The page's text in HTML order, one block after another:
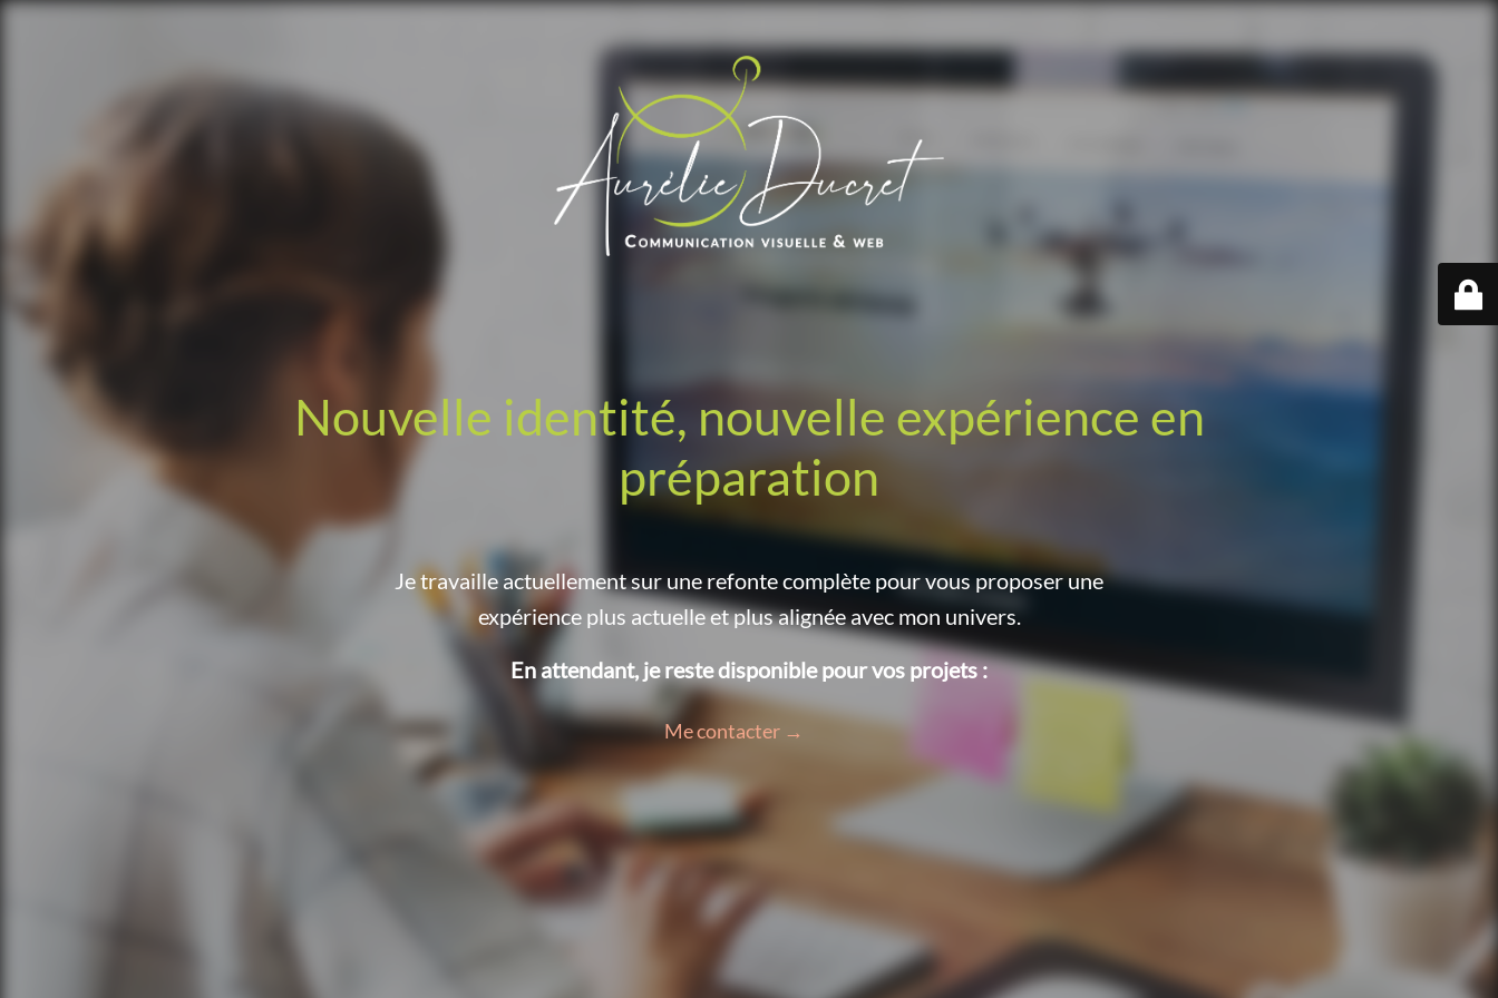
Nouvelle identité, nouvelle expérience en
préparation
Je travaille actuellement sur une refonte complète pour vous proposer une
expérience plus actuelle et plus alignée avec mon univers.
En attendant, je reste disponible pour vos projets :
Me contacter →